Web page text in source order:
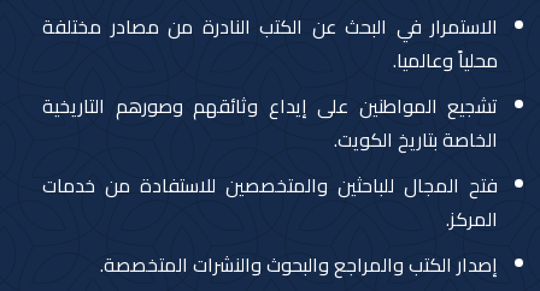
الاستمرار في البحث عن الكتب النادرة من مصادر مختلفة
محلياً وعالميا.
تشجيع المواطنين على إيداع وثائقهم وصورهم التاريخية
الخاصة بتاريخ الكويت.
فتح المجال للباحثين والمتخصصين للاستفادة من خدمات
المركز.
إصدار الكتب والمراجع والبحوث والنشرات المتخصصة.